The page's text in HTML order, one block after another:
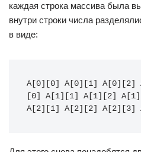
каждая строка массива была
внутри строки числа
в виде:
A[0][0] A[0][1] A[0][2]
[0] A[1][1] A[1][2]
A[2][1] A[2][2] A[2][3]